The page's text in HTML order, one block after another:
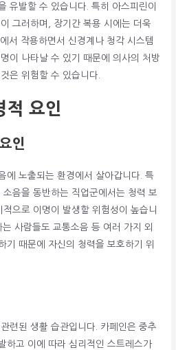
유발할 수 있습니다. 특히 아스피린이
그러하며, 장기간 복용 시에는 더욱
서 작용하면서 신경계나 청각 시스템
이 나타날 수 있기 때문에 의사의 처방
은 위험할 수 있습니다.
적 요인
인
에 노출되는 환경에서 살아갑니다. 특
음을 동반하는 직업군에서는 청력 보
으로 이명이 발생할 위험성이 높습니
사람들도 교통소음 등 여러 가지 외
기 때문에 자신의 청력을 보호하기 위
련된 생활 습관입니다. 카페인은 중추
하고 이에 따라 심리적인 스트레스가